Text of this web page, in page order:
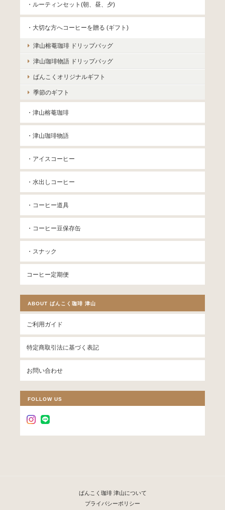
・ルーティンセット(朝、昼、夕)
・大切な方へコーヒーを贈る (ギフト)
津山榕菴珈琲 ドリップバッグ
津山珈琲物語 ドリップバッグ
ばんこくオリジナルギフト
季節のギフト
・津山榕菴珈琲
・津山珈琲物語
・アイスコーヒー
・水出しコーヒー
・コーヒー道具
・コーヒー豆保存缶
・スナック
コーヒー定期便
ABOUT ばんこく珈琲 津山
ご利用ガイド
特定商取引法に基づく表記
お問い合わせ
FOLLOW US
ばんこく珈琲 津山について
プライバシーポリシー